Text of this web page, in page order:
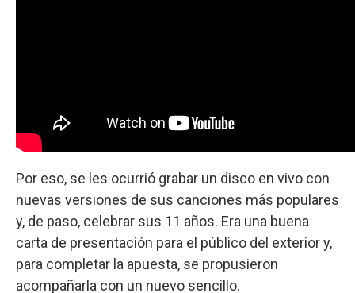
Por eso, se les ocurrió grabar un disco en vivo con
nuevas versiones de sus canciones más populares
y, de paso, celebrar sus 11 años. Era una buena
carta de presentación para el público del exterior y,
para completar la apuesta, se propusieron
acompañarla con un nuevo sencillo.